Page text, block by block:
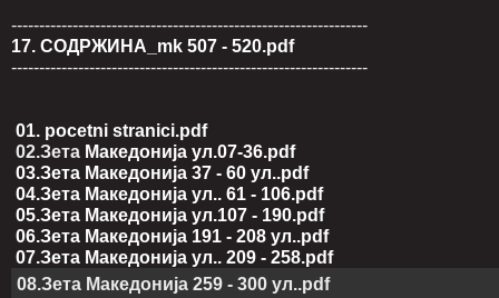
----------------------------------------------------------------
17. СОДРЖИНА_mk 507 - 520.pdf
----------------------------------------------------------------
01. pocetni stranici.pdf
02.Зета Македонија ул.07-36.pdf
03.Зета Македонија 37 - 60 ул..pdf
04.Зета Македонија ул.. 61 - 106.pdf
05.Зета Македонија ул.107 - 190.pdf
06.Зета Македонија 191 - 208 ул..pdf
07.Зета Македонија ул.. 209 - 258.pdf
08.Зета Македонија 259 - 300 ул..pdf